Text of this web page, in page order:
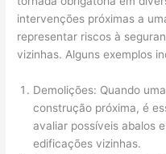
intervenções próximas a
representar riscos à
vizinhas. Alguns exemplos
Demolições: Quando
construção próxima, é
avaliar possíveis abalos
edificações vizinhas.